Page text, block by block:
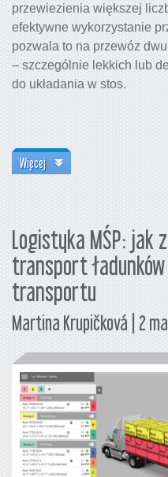
przewiezienia większej
efektywne wykorzystanie
pozwala to na przewóz
– szczególnie lekkich lub
do układania w stos.
Więcej
Logistyka MŚP: jak
transport
transportu
Martina Krupičková | 2